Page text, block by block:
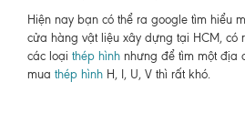
Hiện nay bạn có thể ra google tìm hiểu
cửa hàng vật liệu xây dựng tại HCM, có
các loại thép hình nhưng để tìm một địa
mua thép hình H, I, U, V thì rất khó.